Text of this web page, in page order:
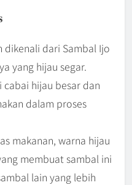
dikenali dari Sambal Ijo
yang hijau segar.
hijau besar dan
dalam proses
makanan, warna hijau
membuat sambal ini
lain yang lebih